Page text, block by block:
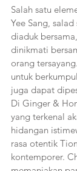
Salah satu
Yee Sang,
diaduk
dinikmati
orang
untuk
juga dapat
Di Ginger &
yang terkenal
hidangan
rasa otentik
kontemporer.